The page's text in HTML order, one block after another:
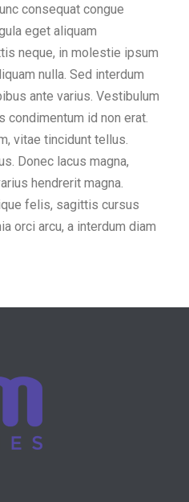
consequat congue
eget aliquam
neque, in molestie ipsum
nulla. Sed interdum
ante varius. Vestibulum
condimentum id non erat.
vitae tincidunt tellus.
Donec lacus magna,
hendrerit magna.
felis, sagittis cursus
orci arcu, a interdum diam